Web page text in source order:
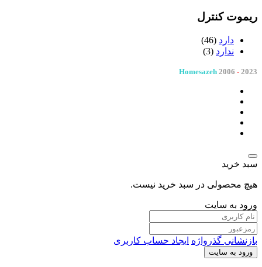
ریموت کنترل
دارد (46)
ندارد (3)
Homesazeh 2006 - 2023
سبد خرید
هیچ محصولی در سبد خرید نیست.
ورود به سایت
بازنشانی گذرواژه ایجاد حساب کاربری
ورود به سایت